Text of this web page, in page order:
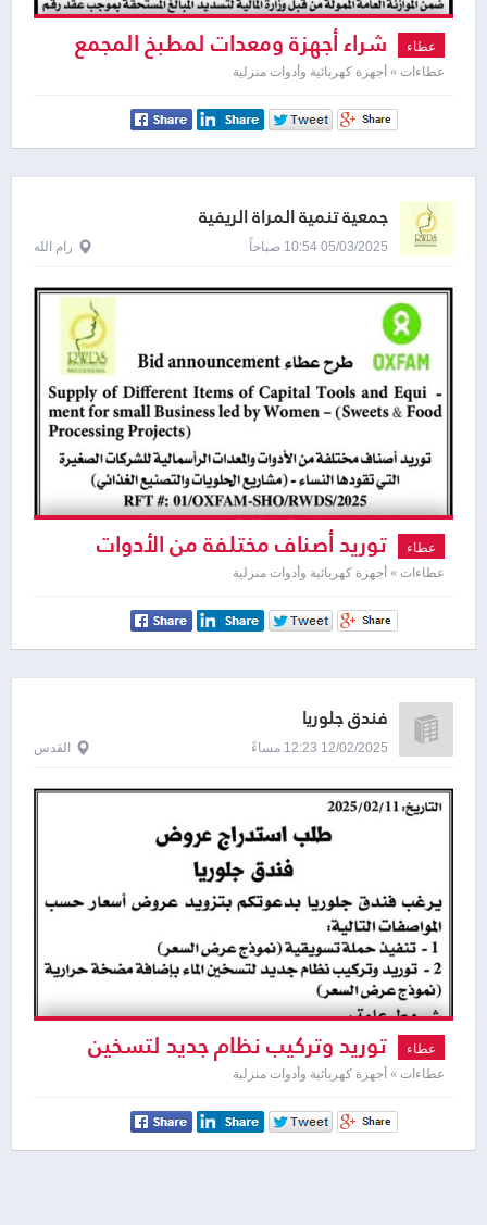
عطاء شراء أجهزة ومعدات لمطبخ المجمع
الامني لصالح جهاز الامن الوقائي
عطاءات » أجهزة كهربائية وأدوات منزلية
جمعية تنمية المرأة الريفية
05/03/2025 10:54 صباحاً رام الله
عطاء توريد أصناف مختلفة من الأدوات
والمعدات الرأسمالية للشركات الصغيرة
عطاءات » أجهزة كهربائية وأدوات منزلية
فندق جلوريا
12/02/2025 12:23 مساءً القدس
عطاء توريد وتركيب نظام جديد لتسخين
الماء بإضافة مضخة حرارية
عطاءات » أجهزة كهربائية وأدوات منزلية